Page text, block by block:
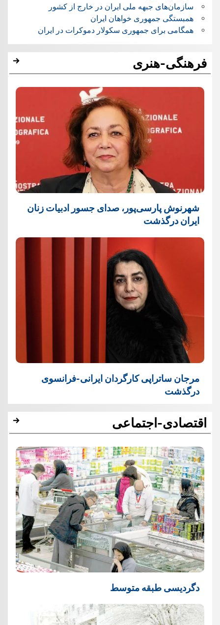
سازمان‌های جبهه ملی ایران در خارج از کشور
همبستگی جمهوری خواهان ایران
همگامی برای جمهوری سکولار دموکرات در ایران
فرهنگی-هنری
شهرنوش پارسی‌پور، صدای جسور ادبیات زنان
ایران درگذشت
مرجان ساتراپی کارگردان ایرانی-فرانسوی
درگذشت
اقتصادی-اجتماعی
دگردیسی طبقه متوسط